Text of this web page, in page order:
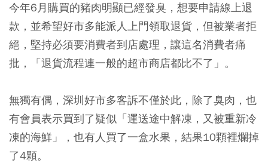
今年6月購買的豬肉明顯已經發臭，想要申請線上退
款，並希望好市多能派人上門領取退貨，但被業者拒
絕，堅持必須要消費者到店處理，讓這名消費者痛
批，「退貨流程連一般的超市商店都比不了」。
無獨有偶，深圳好市多客訴不僅於此，除了臭肉，也
有會員表示買到了疑似「運送途中解凍，又被重新冷
凍的海鮮」，也有人買了一盒水果，結果10顆裡爛掉
了4顆。